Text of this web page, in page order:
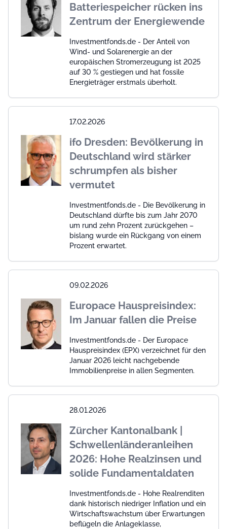
Batteriespeicher rücken ins
Zentrum der Energiewende
Investmentfonds.de - Der Anteil von
Wind- und Solarenergie an der
europäischen Stromerzeugung ist 2025
auf 30 % gestiegen und hat fossile
Energieträger erstmals überholt.
17.02.2026
ifo Dresden: Bevölkerung in
Deutschland wird stärker
schrumpfen als bisher
vermutet
Investmentfonds.de - Die Bevölkerung in
Deutschland dürfte bis zum Jahr 2070
um rund zehn Prozent zurückgehen –
bislang wurde ein Rückgang von einem
Prozent erwartet.
09.02.2026
Europace Hauspreisindex:
Im Januar fallen die Preise
Investmentfonds.de - Der Europace
Hauspreisindex (EPX) verzeichnet für den
Januar 2026 leicht nachgebende
Immobilienpreise in allen Segmenten.
28.01.2026
Zürcher Kantonalbank |
Schwellenländeranleihen
2026: Hohe Realzinsen und
solide Fundamentaldaten
Investmentfonds.de - Hohe Realrenditen
dank historisch niedriger Inflation und ein
Wirtschaftswachstum über Erwartungen
beflügeln die Anlageklasse,